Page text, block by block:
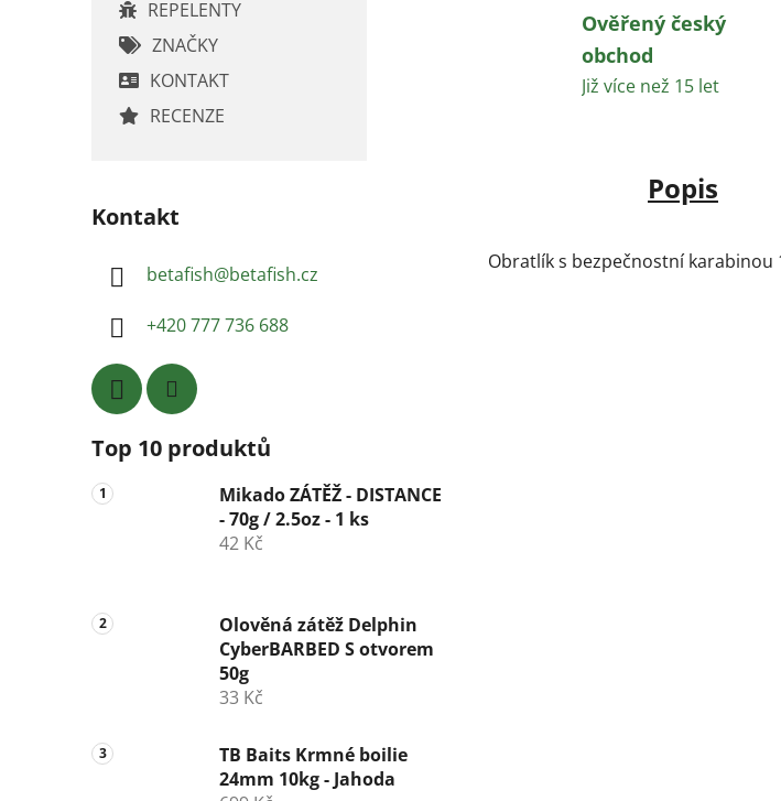
REPELENTY
ZNAČKY
KONTAKT
RECENZE
Kontakt
betafish@betafish.cz
+420 777 736 688
Top 10 produktů
Mikado ZÁTĚŽ - DISTANCE
- 70g / 2.5oz - 1 ks
42 Kč
Olověná zátěž Delphin
CyberBARBED S otvorem
50g
33 Kč
TB Baits Krmné boilie
24mm 10kg - Jahoda
Ověřený český
obchod
Již více než 15 let
Popis
Obratlík s bezpečnostní karabinou